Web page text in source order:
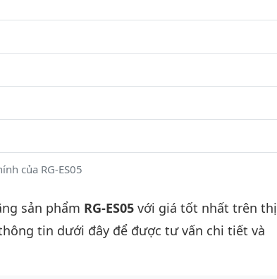
của RG-ES05
sản phẩm RG-ES05 với giá tốt nhất trên thị
tin dưới đây để được tư vấn chi tiết và